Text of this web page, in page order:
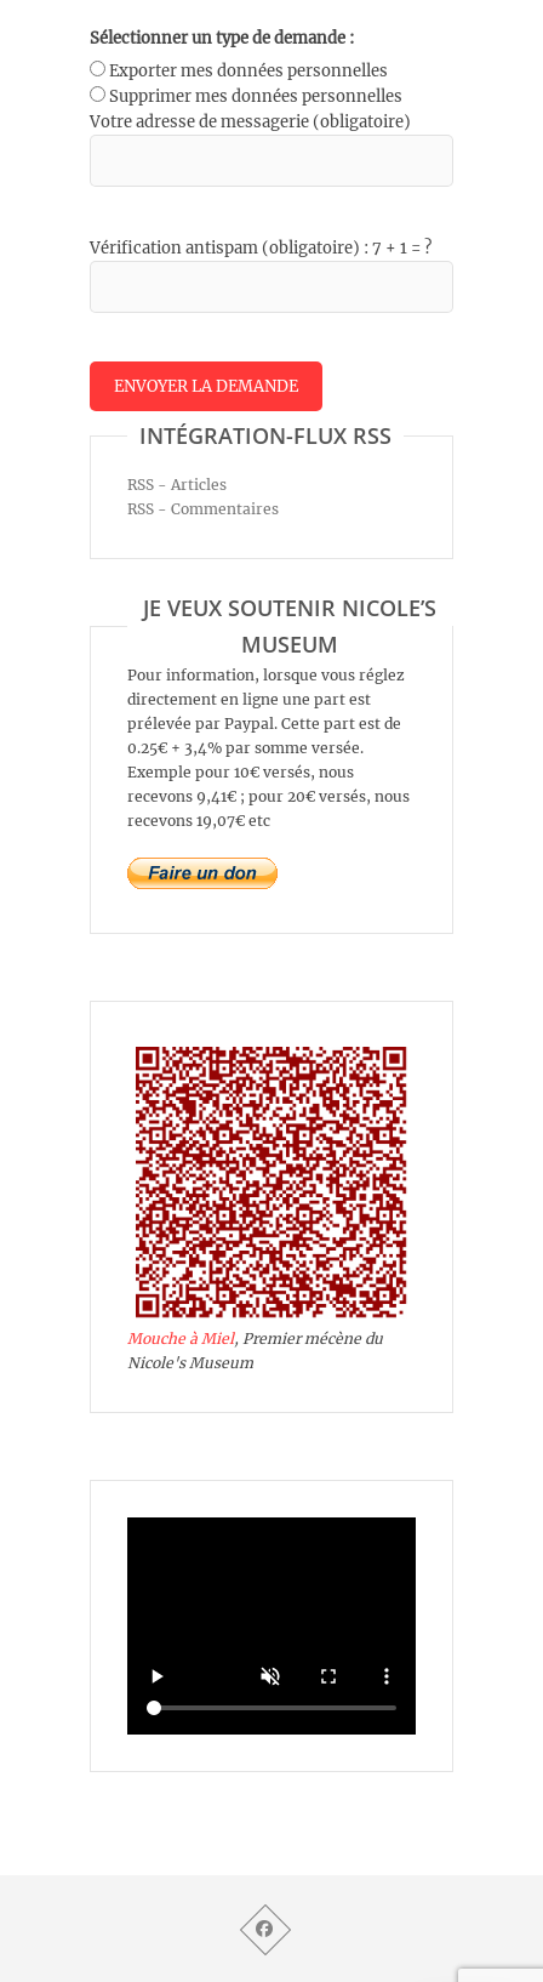
Sélectionner un type de demande :
Exporter mes données personnelles
Supprimer mes données personnelles
Votre adresse de messagerie (obligatoire)
Vérification antispam (obligatoire) : 7 + 1 = ?
INTÉGRATION-FLUX RSS
RSS - Articles
RSS - Commentaires
JE VEUX SOUTENIR NICOLE’S
MUSEUM
Pour information, lorsque vous réglez
directement en ligne une part est
prélevée par Paypal. Cette part est de
0.25€ + 3,4% par somme versée.
Exemple pour 10€ versés, nous
recevons 9,41€ ; pour 20€ versés, nous
recevons 19,07€ etc
Mouche à Miel, Premier mécène du
Nicole's Museum